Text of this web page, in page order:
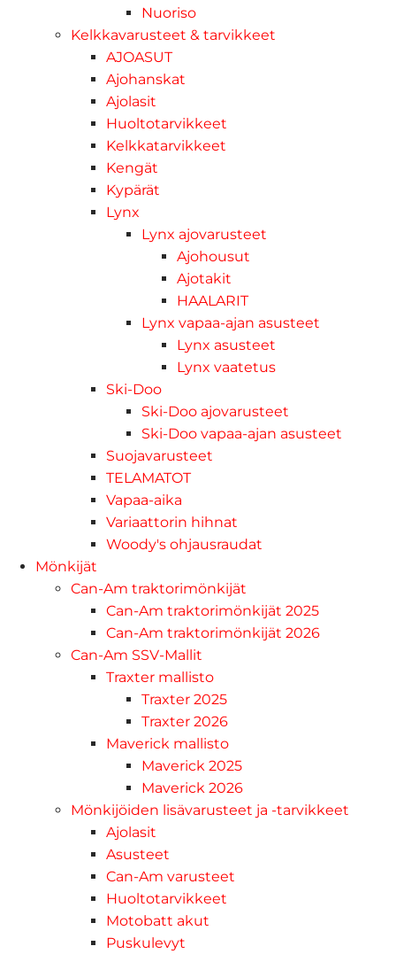
Nuoriso
Kelkkavarusteet & tarvikkeet
AJOASUT
Ajohanskat
Ajolasit
Huoltotarvikkeet
Kelkkatarvikkeet
Kengät
Kypärät
Lynx
Lynx ajovarusteet
Ajohousut
Ajotakit
HAALARIT
Lynx vapaa-ajan asusteet
Lynx asusteet
Lynx vaatetus
Ski-Doo
Ski-Doo ajovarusteet
Ski-Doo vapaa-ajan asusteet
Suojavarusteet
TELAMATOT
Vapaa-aika
Variaattorin hihnat
Woody's ohjausraudat
Mönkijät
Can-Am traktorimönkijät
Can-Am traktorimönkijät 2025
Can-Am traktorimönkijät 2026
Can-Am SSV-Mallit
Traxter mallisto
Traxter 2025
Traxter 2026
Maverick mallisto
Maverick 2025
Maverick 2026
Mönkijöiden lisävarusteet ja -tarvikkeet
Ajolasit
Asusteet
Can-Am varusteet
Huoltotarvikkeet
Motobatt akut
Puskulevyt